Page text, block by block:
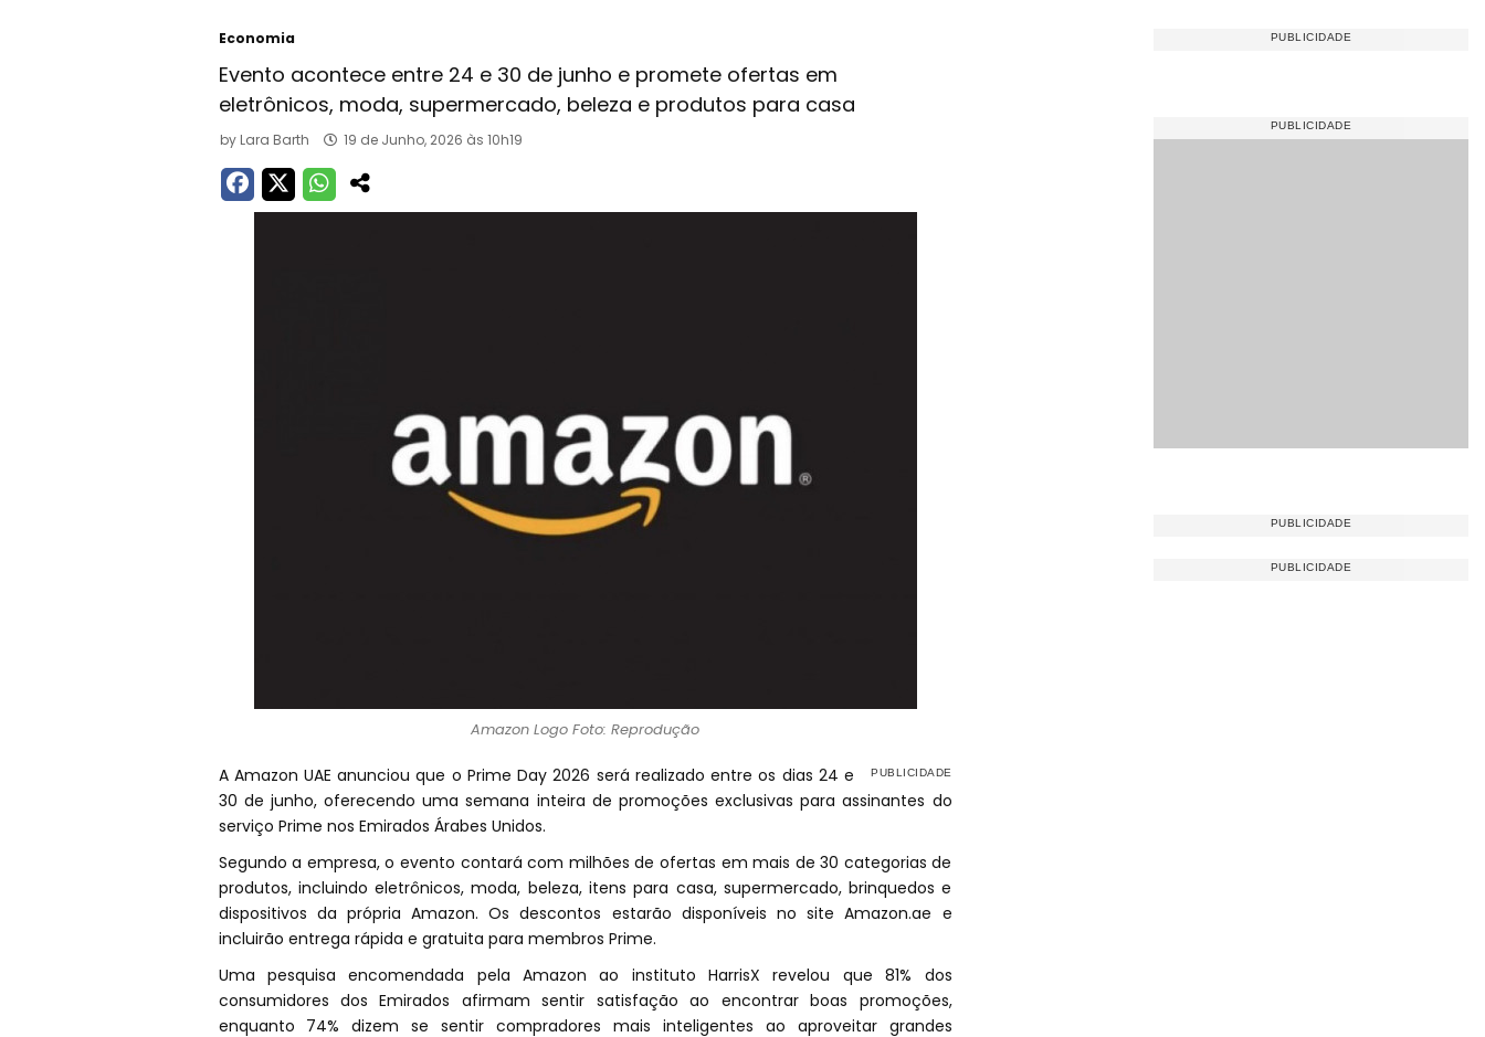
Economia
Evento acontece entre 24 e 30 de junho e promete ofertas em
eletrônicos, moda, supermercado, beleza e produtos para casa
by Lara Barth 19 de Junho, 2026 às 10h19
Amazon Logo Foto: Reprodução
A Amazon UAE anunciou que o Prime Day 2026 será realizado entre os dias 24 e
30 de junho, oferecendo uma semana inteira de promoções exclusivas para assinantes do
serviço Prime nos Emirados Árabes Unidos.
Segundo a empresa, o evento contará com milhões de ofertas em mais de 30 categorias de
produtos, incluindo eletrônicos, moda, beleza, itens para casa, supermercado, brinquedos e
dispositivos da própria Amazon. Os descontos estarão disponíveis no site Amazon.ae e
incluirão entrega rápida e gratuita para membros Prime.
Uma pesquisa encomendada pela Amazon ao instituto HarrisX revelou que 81% dos
consumidores dos Emirados afirmam sentir satisfação ao encontrar boas promoções,
enquanto 74% dizem se sentir compradores mais inteligentes ao aproveitar grandes